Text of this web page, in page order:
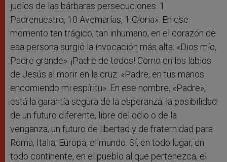
judíos de las bárbaras persecuciones. 1
Padrenuestro, 10 Avemarías, 1 Gloria». En ese
momento tan trágico, tan inhumano, en el corazón de
esa persona surgió la invocación más alta: «Dios mío,
Padre grande». ¡Padre de todos! Como en los labios
de Jesús al morir en la cruz: «Padre, en tus manos
encomiendo mi espíritu». En ese nombre, «Padre»,
está la garantía segura de la esperanza; la posibilidad
de un futuro diferente, libre del odio o de la
venganza, un futuro de libertad y de fraternidad para
Roma, Italia, Europa, el mundo. Sí, en todo lugar, en
todo continente, en el pueblo al que pertenezca, el